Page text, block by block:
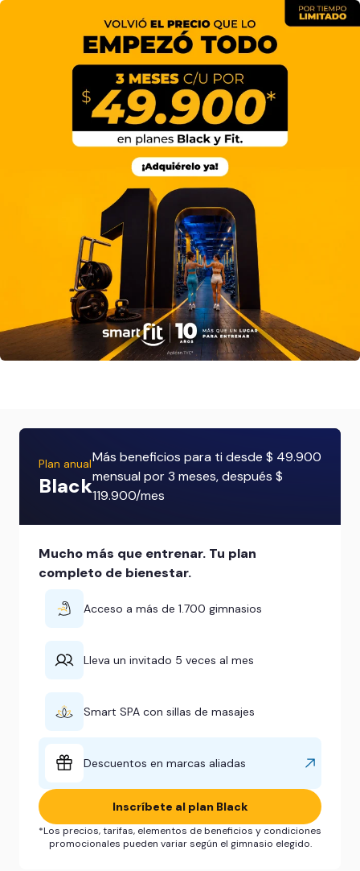
Plan anual
Black
Más beneficios para ti desde $ 49.900
mensual por 3 meses, después $
119.900/mes
Mucho más que entrenar. Tu plan
completo de bienestar.
Acceso a más de 1.700 gimnasios
Lleva un invitado 5 veces al mes
Smart SPA con sillas de masajes
Descuentos en marcas aliadas
Inscríbete al plan Black
*Los precios, tarifas, elementos de beneficios y condiciones
promocionales pueden variar según el gimnasio elegido.